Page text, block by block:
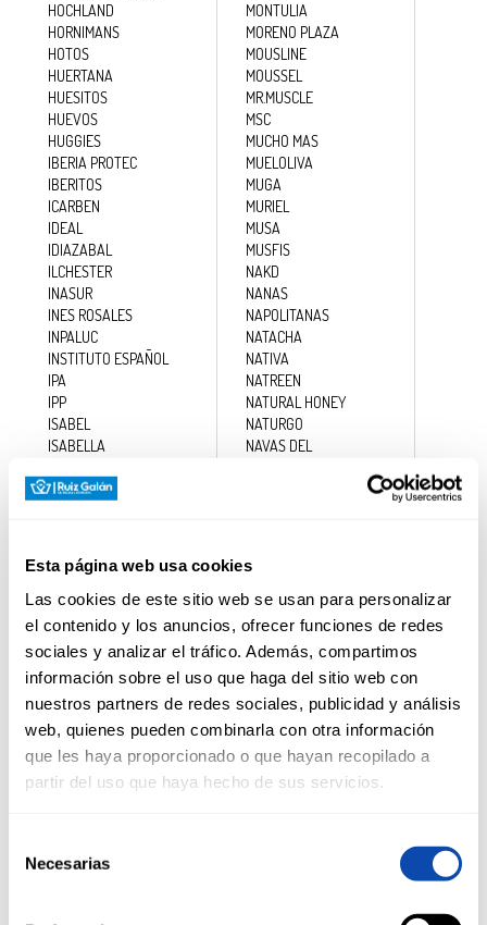
Esta página web usa cookies
Las cookies de este sitio web se usan para personalizar
el contenido y los anuncios, ofrecer funciones de redes
sociales y analizar el tráfico. Además, compartimos
información sobre el uso que haga del sitio web con
nuestros partners de redes sociales, publicidad y análisis
web, quienes pueden combinarla con otra información
que les haya proporcionado o que hayan recopilado a
partir del uso que haya hecho de sus servicios.
Necesarias
HOCHLAND
HORNIMANS
HOTOS
HUERTANA
HUESITOS
HUEVOS
HUGGIES
IBERIA PROTEC
IBERITOS
ICARBEN
IDEAL
IDIAZABAL
ILCHESTER
INASUR
INES ROSALES
INPALUC
INSTITUTO ESPAÑOL
IPA
IPP
ISABEL
ISABELLA
IZNAOLIVA
JACOB´S
JAMESON
JAUME SERRA
JHONNIE WALKER
JOGUAL
JOHNSON´S
JOLCA
JOSE CUERVO
JUAN LUNA
JULIETTE CROWE
JURAFLORE
JUVER
KALIA
MONTULIA
MORENO PLAZA
MOUSLINE
MOUSSEL
MR.MUSCLE
MSC
MUCHO MAS
MUELOLIVA
MUGA
MURIEL
MUSA
MUSFIS
NAKD
NANAS
NAPOLITANAS
NATACHA
NATIVA
NATREEN
NATURAL HONEY
NATURGO
NAVAS DEL
NELLY
NESCAFE
NESCAFÉ LATTE
NESQUIK
NESTEA
NESTLE
NESTLE GOLD
NEUTREX
NEW YORK BAKERY
NEWMOP
NICKY